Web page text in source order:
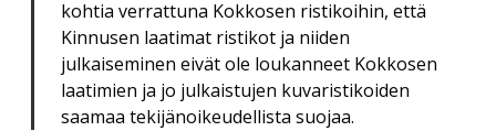
kohtia verrattuna Kokkosen ristikoihin, että
Kinnusen laatimat ristikot ja niiden
julkaiseminen eivät ole loukanneet Kokkosen
laatimien ja jo julkaistujen kuvaristikoiden
saamaa tekijänoikeudellista suojaa.